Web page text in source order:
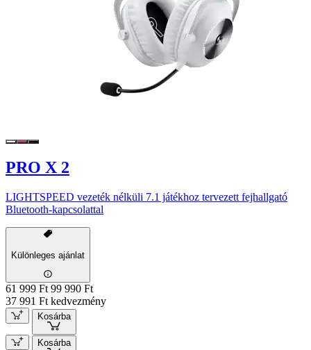
PRO X 2
LIGHTSPEED vezeték nélküli 7.1 játékhoz tervezett fejhallgató
Bluetooth-kapcsolattal
Különleges ajánlat
61 999 Ft 99 990 Ft
37 991 Ft kedvezmény
Kosárba
Kosárba